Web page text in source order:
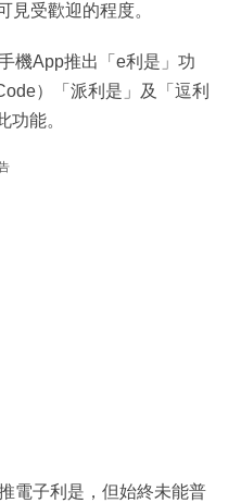
見受歡迎的程度。
機App推出「e利是」功
）「派利是」及「逗利
功能。
電子利是，但始終未能普